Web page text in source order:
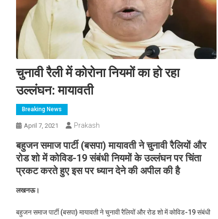
चुनावी रैली में कोरोना नियमों का हो रहा
उल्लंघन: मायावती
Breaking News
April 7, 2021 Prakash
बहुजन समाज पार्टी (बसपा) मायावती ने चुनावी रैलियों और
रोड शो में कोविड-19 संबंधी नियमों के उल्लंघन पर चिंता
प्रकट करते हुए इस पर ध्यान देने की अपील की है
लखनऊ।
बहुजन समाज पार्टी (बसपा) मायावती ने चुनावी रैलियों और रोड शो में कोविड-19 संबंधी